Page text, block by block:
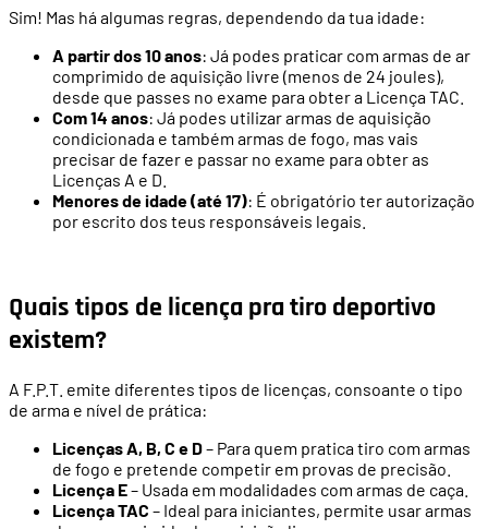
Sim! Mas há algumas regras, dependendo da tua idade:
A partir dos 10 anos: Já podes praticar com armas de ar
comprimido de aquisição livre (menos de 24 joules),
desde que passes no exame para obter a Licença TAC.
Com 14 anos: Já podes utilizar armas de aquisição
condicionada e também armas de fogo, mas vais
precisar de fazer e passar no exame para obter as
Licenças A e D.
Menores de idade (até 17): É obrigatório ter autorização
por escrito dos teus responsáveis legais.
Quais tipos de licença pra tiro deportivo
existem?
A F.P.T. emite diferentes tipos de licenças, consoante o tipo
de arma e nível de prática:
Licenças A, B, C e D– Para quem pratica tiro com armas
de fogo e pretende competir em provas de precisão.
Licença E– Usada em modalidades com armas de caça.
Licença TAC – Ideal para iniciantes, permite usar armas